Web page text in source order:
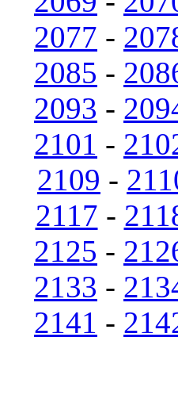
2077 -
2085 -
2093 -
2101 -
2109 -
2117 -
2125 -
2133 -
2141 -